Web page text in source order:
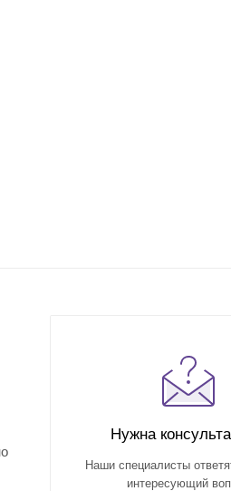
Нужна
Наши специалисты
интересующий